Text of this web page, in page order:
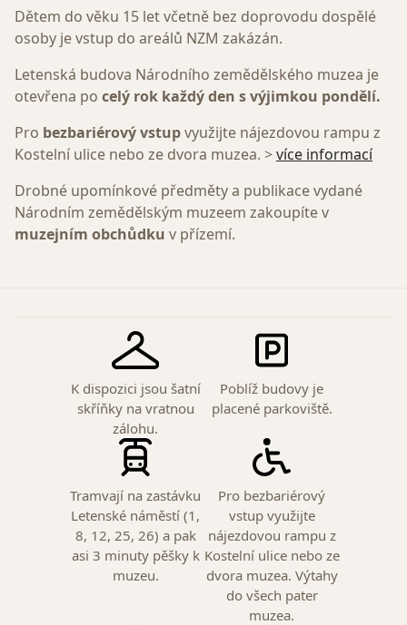
Dětem do věku 15 let včetně bez doprovodu dospělé
osoby je vstup do areálů NZM zakázán.
Letenská budova Národního zemědělského muzea je
otevřena po celý rok každý den s výjimkou pondělí.
Pro bezbariérový vstupvyužijte nájezdovou rampu z
Kostelní ulice nebo ze dvora muzea. >více informací
Drobné upomínkové předměty a publikace vydané
Národním zemědělským muzeem zakoupíte v
muzejním obchůdku v přízemí.
K dispozici jsou šatní
skříňky na vratnou
zálohu.
Poblíž budovy je
placené parkoviště.
Tramvají na zastávku
Letenské náměstí (1,
8, 12, 25, 26) a pak
asi 3 minuty pěšky k
muzeu.
Pro bezbariérový
vstup využijte
nájezdovou rampu z
Kostelní ulice nebo ze
dvora muzea. Výtahy
do všech pater
muzea.